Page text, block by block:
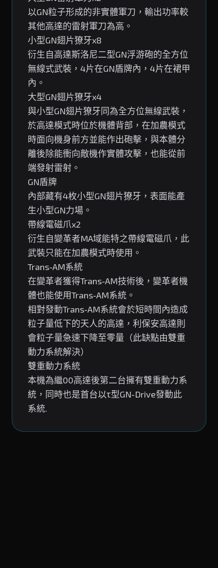
以GN粒子形成的非實體軍刀，輸出功率較
其他高達的雷射軍刀為高。
小型GN翅片獠牙x8
衍生自高達斯洛尼二型GN浮游砲的全方位
無線式武裝，4片在GN盾牌內，4片在裙甲
內。
大型GN翅片獠牙x4
與小型GN翅片獠牙同為全方位無線武裝，
於高達模式時位於機體背部，在加農模式
時面向機身前方並能作出砲擊，與本體分
離後除能衝向敵機作實體攻擊，也能從前
端發射雷射。
GN盾牌
內部藏有4枚小型GN翅片獠牙，表面能產
生小型GN力場。
帶線電磁爪x2
衍生自變革者MA域能特之帶線電磁爪，此
武裝只能在加農模式時使用。
Trans-AM系統
在變革者獲得Trans-AM技術後，變革者機
體也能使用Trans-AM系統。
相對發動Trans-AM系統會於短時間內造成
粒子量低下的天人的高達，利保安高達則
會粒子量急速下降至零量（此缺點由雙重
動力系統解決）
雙重動力系統
本機為繼00高達後第二台擁有雙重動力系
統，同時也是首台以τ型GN-Drive發動此
系統.